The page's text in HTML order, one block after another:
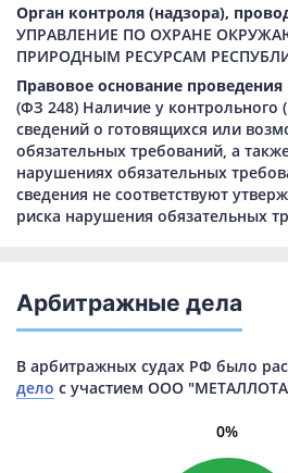
Орган контроля (надзора),
УПРАВЛЕНИЕ ПО ОХРАНЕ
ПРИРОДНЫМ РЕСУРСАМ
Правовое основание
(ФЗ 248) Наличие у контрольного
сведений о готовящихся или
обязательных требований, а
нарушениях обязательных
сведения не соответствуют
риска нарушения обязательных
Арбитражные дела
В арбитражных судах РФ было
дело с участием ООО
0%